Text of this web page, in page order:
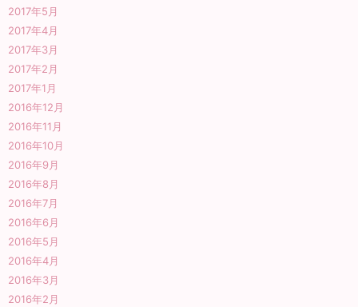
2017年5月
2017年4月
2017年3月
2017年2月
2017年1月
2016年12月
2016年11月
2016年10月
2016年9月
2016年8月
2016年7月
2016年6月
2016年5月
2016年4月
2016年3月
2016年2月